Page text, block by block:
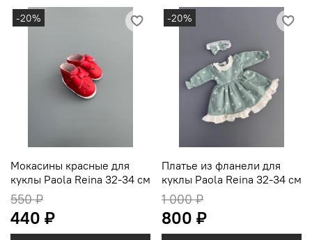
-20%
Мокасины красные для
куклы Paola Reina 32-34 см
550 ₽
440 ₽
-20%
Платье из фланели для
куклы Paola Reina 32-34 см
1 000 ₽
800 ₽